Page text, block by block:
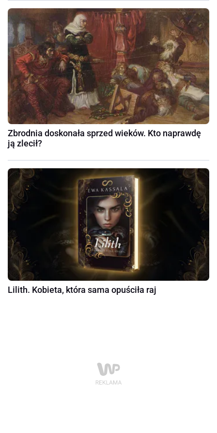
Zbrodnia doskonała sprzed wieków. Kto naprawdę
ją zlecił?
Lilith. Kobieta, która sama opuściła raj